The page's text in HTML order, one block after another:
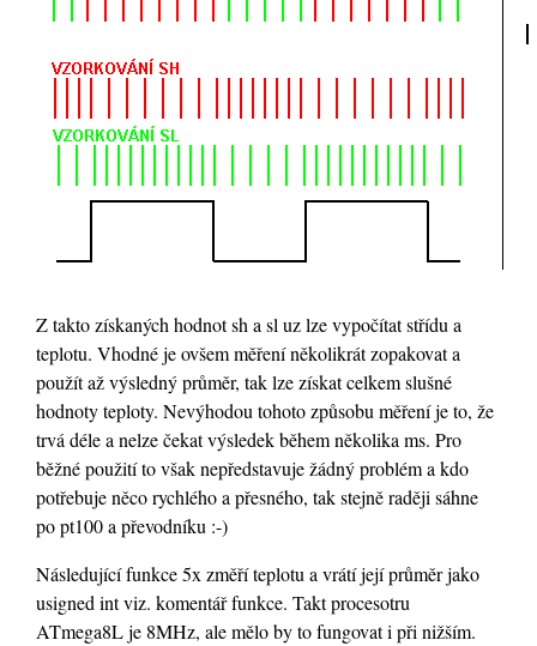
Z takto získaných hodnot sh a sl uz lze vypočítat střídu a
teplotu. Vhodné je ovšem měření několikrát zopakovat a
použít až výsledný průměr, tak lze získat celkem slušné
hodnoty teploty. Nevýhodou tohoto způsobu měření je to, že
trvá déle a nelze čekat výsledek během několika ms. Pro
běžné použití to však nepředstavuje žádný problém a kdo
potřebuje něco rychlého a přesného, tak stejně raději sáhne
po pt100 a převodníku :-)
Následující funkce 5x změří teplotu a vrátí její průměr jako
usigned int viz. komentář funkce. Takt procesotru
ATmega8L je 8MHz, ale mělo by to fungovat i při nižším.